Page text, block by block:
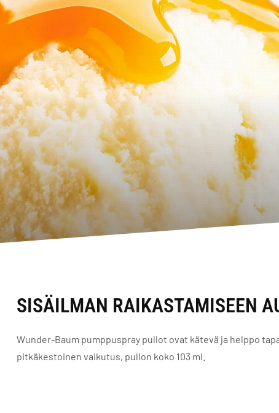
SISÄILMAN RAIKASTAMISEEN
Wunder-Baum pumppuspray pullot ovat kätevä ja helppo
pitkäkestoinen vaikutus, pullon koko 103 ml.